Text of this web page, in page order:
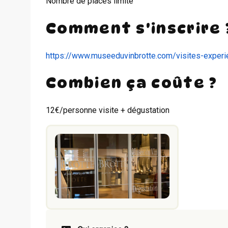
Comment s'inscrire
https://www.museeduvinbrotte.com/visites-
Combien ça coûte ?
12€/personne visite + dégustation